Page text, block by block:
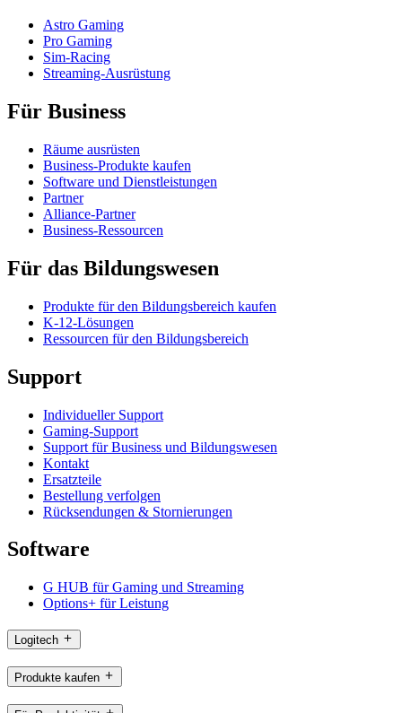
Astro Gaming
Pro Gaming
Sim-Racing
Streaming-Ausrüstung
Für Business
Räume ausrüsten
Business-Produkte kaufen
Software und Dienstleistungen
Partner
Alliance-Partner
Business-Ressourcen
Für das Bildungswesen
Produkte für den Bildungsbereich kaufen
K-12-Lösungen
Ressourcen für den Bildungsbereich
Support
Individueller Support
Gaming-Support
Support für Business und Bildungswesen
Kontakt
Ersatzteile
Bestellung verfolgen
Rücksendungen & Stornierungen
Software
G HUB für Gaming und Streaming
Options+ für Leistung
Logitech
Produkte kaufen